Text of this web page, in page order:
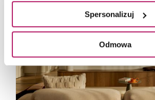
Spersonalizuj
Odmowa